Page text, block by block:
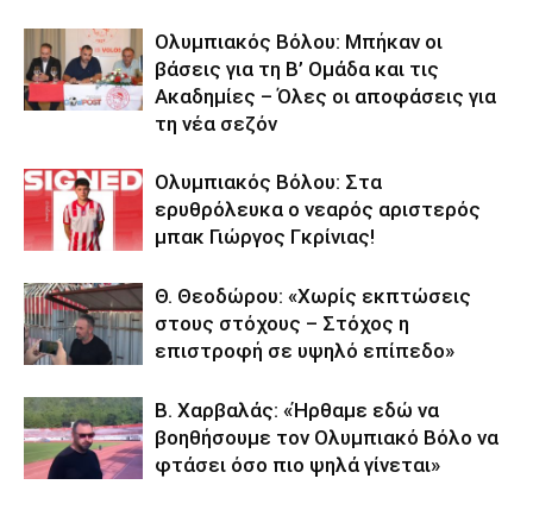
Ολυμπιακός Βόλου: Μπήκαν οι
βάσεις για τη Β’ Ομάδα και τις
Ακαδημίες – Όλες οι αποφάσεις για
τη νέα σεζόν
Ολυμπιακός Βόλου: Στα
ερυθρόλευκα ο νεαρός αριστερός
μπακ Γιώργος Γκρίνιας!
Θ. Θεοδώρου: «Χωρίς εκπτώσεις
στους στόχους – Στόχος η
επιστροφή σε υψηλό επίπεδο»
Β. Χαρβαλάς: «Ήρθαμε εδώ να
βοηθήσουμε τον Ολυμπιακό Βόλο να
φτάσει όσο πιο ψηλά γίνεται»